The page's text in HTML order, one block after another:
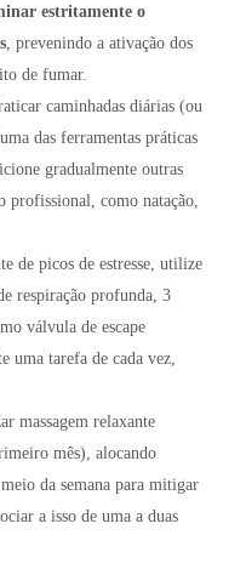
estritamente o
, prevenindo a ativação dos
de fumar.
caminhadas diárias (ou
das ferramentas práticas
gradualmente outras
profissional, como natação,
de picos de estresse, utilize
respiração profunda, 3
válvula de escape
uma tarefa de cada vez,
massagem relaxante
mês), alocando
da semana para mitigar
a isso de uma a duas